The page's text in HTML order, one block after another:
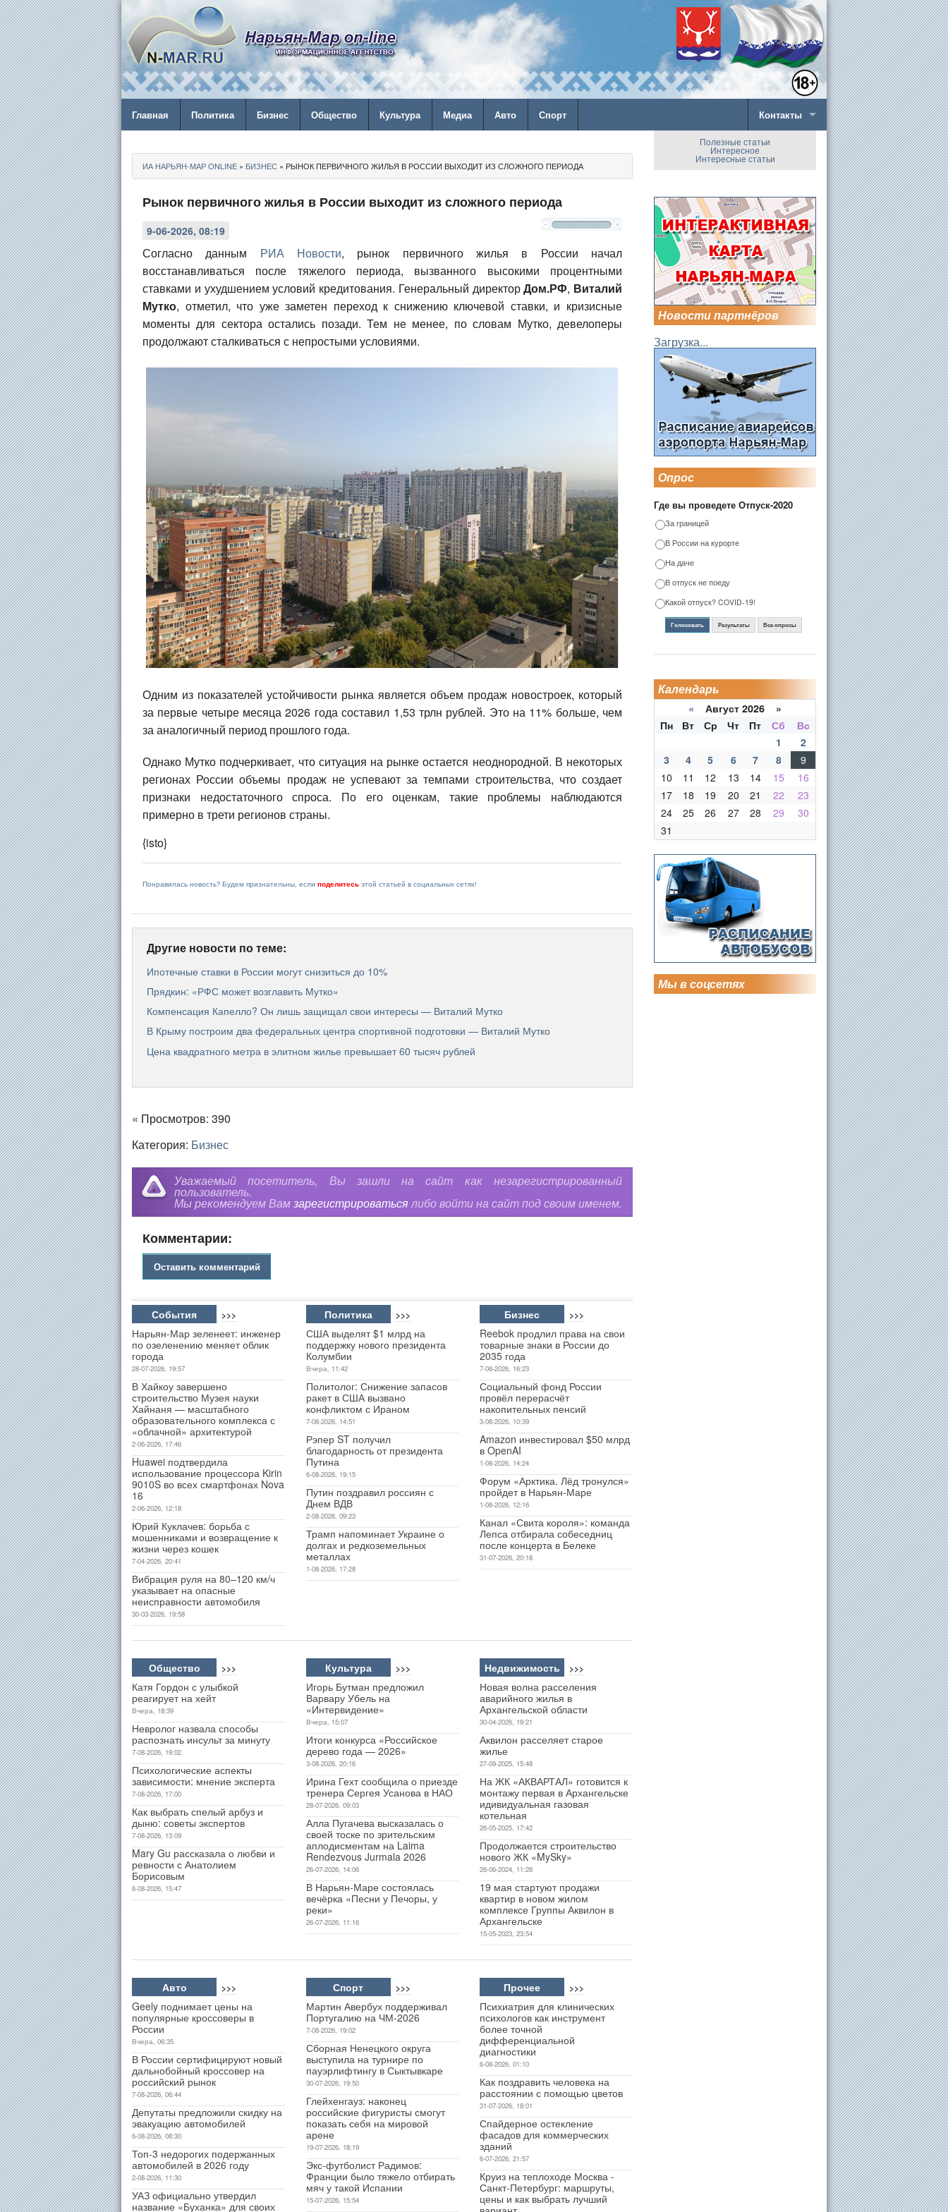
Главная Политика Бизнес Общество Культура Медиа Авто Спорт Контакты
ИА НАРЬЯН-МАР ONLINE » БИЗНЕС » РЫНОК ПЕРВИЧНОГО ЖИЛЬЯ В РОССИИ ВЫХОДИТ ИЗ СЛОЖНОГО ПЕРИОДА
Рынок первичного жилья в России выходит из сложного периода
9-06-2026, 08:19
Согласно данным РИА Новости, рынок первичного жилья в России начал
восстанавливаться после тяжелого периода, вызванного высокими процентными
ставками и ухудшением условий кредитования. Генеральный директорДом.РФ, Виталий
Мутко, отметил, что уже заметен переход к снижению ключевой ставки, и кризисные
моменты для сектора остались позади. Тем не менее, по словам Мутко, девелоперы
продолжают сталкиваться с непростыми условиями.
Одним из показателей устойчивости рынка является объем продаж новостроек, который
за первые четыре месяца 2026 года составил 1,53 трлн рублей. Это на 11% больше, чем
за аналогичный период прошлого года.
Однако Мутко подчеркивает, что ситуация на рынке остается неоднородной. В некоторых
регионах России объемы продаж не успевают за темпами строительства, что создает
признаки недостаточного спроса. По его оценкам, такие проблемы наблюдаются
примерно в трети регионов страны.
{isto}
Понравилась новость? Будем признательны, если поделитесь этой статьей в социальных сетях!
Другие новости по теме:
Ипотечные ставки в России могут снизиться до 10%
Прядкин: «РФС может возглавить Мутко»
Компенсация Капелло? Он лишь защищал свои интересы — Виталий Мутко
В Крыму построим два федеральных центра спортивной подготовки — Виталий Мутко
Цена квадратного метра в элитном жилье превышает 60 тысяч рублей
« Просмотров: 390
Категория: Бизнес
Уважаемый посетитель, Вы зашли на сайт как незарегистрированный
пользователь.
Мы рекомендуем Вамзарегистрироватьсялибо войти на сайт под своим именем.
Комментарии:
Оставить комментарий
События >>>
Нарьян-Мар зеленеет: инженер
по озеленению меняет облик
города
28-07-2026, 19:57
В Хайкоу завершено
строительство Музея науки
Хайнаня — масштабного
образовательного комплекса с
«облачной» архитектурой
2-06-2026, 17:46
Huawei подтвердила
использование процессора Kirin
9010S во всех смартфонах Nova
16
2-06-2026, 12:18
Юрий Куклачев: борьба с
мошенниками и возвращение к
жизни через кошек
7-04-2026, 20:41
Вибрация руля на 80–120 км/ч
указывает на опасные
неисправности автомобиля
30-03-2026, 19:58
Политика >>>
США выделят $1 млрд на
поддержку нового президента
Колумбии
Вчера, 11:42
Политолог: Снижение запасов
ракет в США вызвано
конфликтом с Ираном
7-08-2026, 14:51
Рэпер ST получил
благодарность от президента
Путина
6-08-2026, 19:15
Путин поздравил россиян с
Днем ВДВ
2-08-2026, 09:23
Трамп напоминает Украине о
долгах и редкоземельных
металлах
1-08-2026, 17:28
Бизнес >>>
Reebok продлил права на свои
товарные знаки в России до
2035 года
7-08-2026, 16:23
Социальный фонд России
провёл перерасчёт
накопительных пенсий
3-08-2026, 10:39
Amazon инвестировал $50 млрд
в OpenAI
1-08-2026, 14:24
Форум «Арктика. Лёд тронулся»
пройдет в Нарьян-Маре
1-08-2026, 12:16
Канал «Свита короля»: команда
Лепса отбирала собеседниц
после концерта в Белеке
31-07-2026, 20:18
Общество >>>
Катя Гордон с улыбкой
реагирует на хейт
Вчера, 18:39
Невролог назвала способы
распознать инсульт за минуту
7-08-2026, 19:02
Психологические аспекты
зависимости: мнение эксперта
7-08-2026, 17:00
Как выбрать спелый арбуз и
дыню: советы экспертов
7-08-2026, 13:09
Mary Gu рассказала о любви и
ревности с Анатолием
Борисовым
6-08-2026, 15:47
Культура >>>
Игорь Бутман предложил
Варвару Убель на
«Интервидение»
Вчера, 15:07
Итоги конкурса «Российское
дерево года — 2026»
3-08-2026, 20:16
Ирина Гехт сообщила о приезде
тренера Сергея Усанова в НАО
28-07-2026, 09:03
Алла Пугачева высказалась о
своей тоске по зрительским
аплодисментам на Laima
Rendezvous Jurmala 2026
26-07-2026, 14:06
В Нарьян-Маре состоялась
вечёрка «Песни у Печоры, у
реки»
26-07-2026, 11:16
Недвижимость >>>
Новая волна расселения
аварийного жилья в
Архангельской области
30-04-2026, 19:21
Аквилон расселяет старое
жилье
27-09-2025, 15:48
На ЖК «АКВАРТАЛ» готовится к
монтажу первая в Архангельске
идивидуальная газовая
котельная
26-05-2025, 17:42
Продолжается строительство
нового ЖК «MySky»
26-06-2024, 11:28
19 мая стартуют продажи
квартир в новом жилом
комплексе Группы Аквилон в
Архангельске
15-05-2023, 23:54
Авто >>>
Geely поднимает цены на
популярные кроссоверы в
России
Вчера, 06:35
В России сертифицируют новый
дальнобойный кроссовер на
российский рынок
7-08-2026, 06:44
Депутаты предложили скидку на
эвакуацию автомобилей
6-08-2026, 08:30
Топ-3 недорогих подержанных
автомобилей в 2026 году
2-08-2026, 11:30
УАЗ официально утвердил
название «Буханка» для своих
Спорт >>>
Мартин Авербух поддерживал
Португалию на ЧМ-2026
7-08-2026, 19:02
Сборная Ненецкого округа
выступила на турнире по
пауэрлифтингу в Сыктывкаре
30-07-2026, 19:50
Глейхенгауз: наконец
российские фигуристы смогут
показать себя на мировой
арене
19-07-2026, 18:19
Экс-футболист Радимов:
Франции было тяжело отбирать
мяч у такой Испании
15-07-2026, 15:54
Прочее >>>
Психиатрия для клинических
психологов как инструмент
более точной
дифференциальной
диагностики
6-08-2026, 01:10
Как поздравить человека на
расстоянии с помощью цветов
31-07-2026, 18:01
Спайдерное остекление
фасадов для коммерческих
зданий
6-07-2026, 21:57
Круиз на теплоходе Москва -
Санкт-Петербург: маршруты,
цены и как выбрать лучший
Полезные статьи
Интересное
Интересные статьи
Новости партнёров
Загрузка...
Опрос
Где вы проведете Отпуск-2020
За границей
В России на курорте
На даче
В отпуск не поеду
Какой отпуск? COVID-19!
Голосовать Результаты Все опросы
Календарь
« Август 2026 »
Пн
Вт Ср Чт Пт Сб
Вс
1
2
3
4 5 6 7 8
9
10
11 12 13 14 15
16
17
18 19 20 21 22
23
24
25 26 27 28 29
30
31
Мы в соцсетях